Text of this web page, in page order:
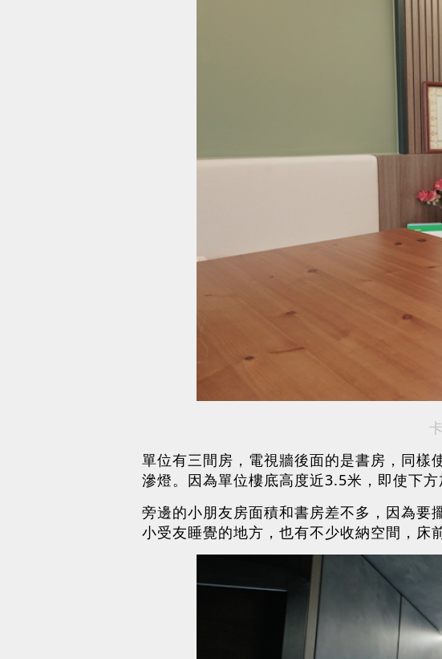
單位有三間房，電視牆後面的是書房，同樣
滲燈。因為單位樓底高度近3.5米，即使下
旁邊的小朋友房面積和書房差不多，因為要
小受友睡覺的地方，也有不少收納空間，床